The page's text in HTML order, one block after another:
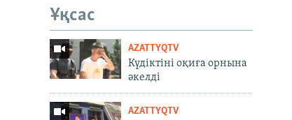
Ұқсас
AZATTYQTV
Күдіктіні оқиға орнына
әкелді
AZATTYQTV